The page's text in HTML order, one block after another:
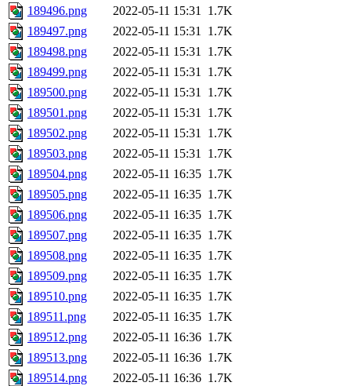
189496.png
2022-05-11 15:31 1.7K
189497.png
2022-05-11 15:31 1.7K
189498.png
2022-05-11 15:31 1.7K
189499.png
2022-05-11 15:31 1.7K
189500.png
2022-05-11 15:31 1.7K
189501.png
2022-05-11 15:31 1.7K
189502.png
2022-05-11 15:31 1.7K
189503.png
2022-05-11 15:31 1.7K
189504.png
2022-05-11 16:35 1.7K
189505.png
2022-05-11 16:35 1.7K
189506.png
2022-05-11 16:35 1.7K
189507.png
2022-05-11 16:35 1.7K
189508.png
2022-05-11 16:35 1.7K
189509.png
2022-05-11 16:35 1.7K
189510.png
2022-05-11 16:35 1.7K
189511.png
2022-05-11 16:35 1.7K
189512.png
2022-05-11 16:36 1.7K
189513.png
2022-05-11 16:36 1.7K
189514.png
2022-05-11 16:36 1.7K